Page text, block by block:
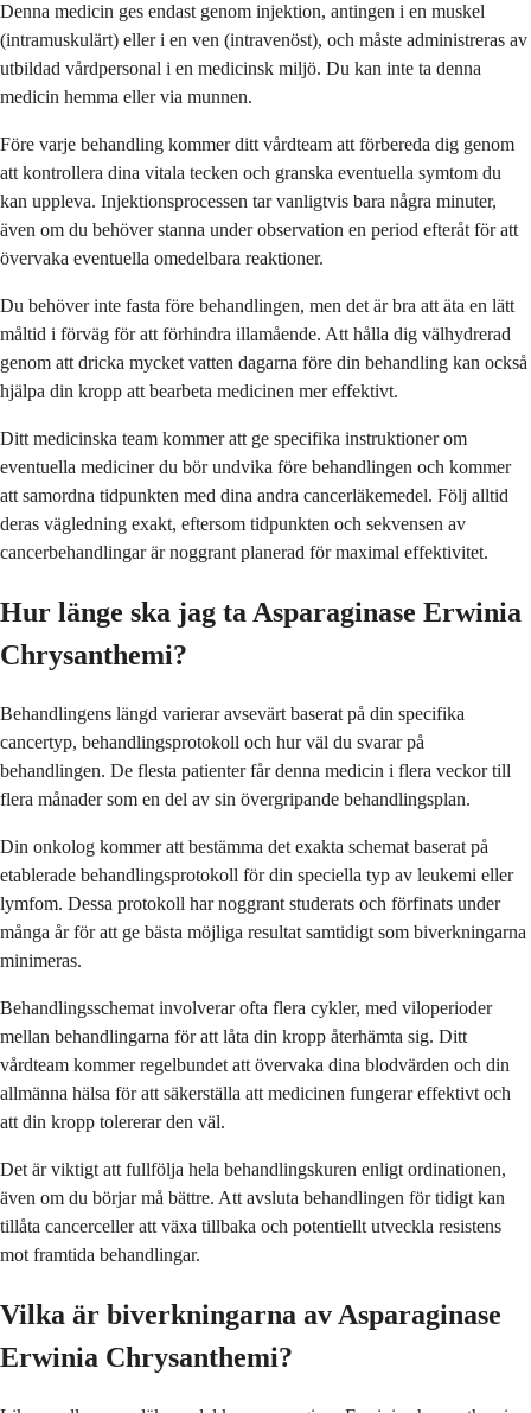
Denna medicin ges endast genom injektion, antingen i en muskel
(intramuskulärt) eller i en ven (intravenöst), och måste administreras av
utbildad vårdpersonal i en medicinsk miljö. Du kan inte ta denna
medicin hemma eller via munnen.
Före varje behandling kommer ditt vårdteam att förbereda dig genom
att kontrollera dina vitala tecken och granska eventuella symtom du
kan uppleva. Injektionsprocessen tar vanligtvis bara några minuter,
även om du behöver stanna under observation en period efteråt för att
övervaka eventuella omedelbara reaktioner.
Du behöver inte fasta före behandlingen, men det är bra att äta en lätt
måltid i förväg för att förhindra illamående. Att hålla dig välhydrerad
genom att dricka mycket vatten dagarna före din behandling kan också
hjälpa din kropp att bearbeta medicinen mer effektivt.
Ditt medicinska team kommer att ge specifika instruktioner om
eventuella mediciner du bör undvika före behandlingen och kommer
att samordna tidpunkten med dina andra cancerläkemedel. Följ alltid
deras vägledning exakt, eftersom tidpunkten och sekvensen av
cancerbehandlingar är noggrant planerad för maximal effektivitet.
Hur länge ska jag ta Asparaginase Erwinia
Chrysanthemi?
Behandlingens längd varierar avsevärt baserat på din specifika
cancertyp, behandlingsprotokoll och hur väl du svarar på
behandlingen. De flesta patienter får denna medicin i flera veckor till
flera månader som en del av sin övergripande behandlingsplan.
Din onkolog kommer att bestämma det exakta schemat baserat på
etablerade behandlingsprotokoll för din speciella typ av leukemi eller
lymfom. Dessa protokoll har noggrant studerats och förfinats under
många år för att ge bästa möjliga resultat samtidigt som biverkningarna
minimeras.
Behandlingsschemat involverar ofta flera cykler, med viloperioder
mellan behandlingarna för att låta din kropp återhämta sig. Ditt
vårdteam kommer regelbundet att övervaka dina blodvärden och din
allmänna hälsa för att säkerställa att medicinen fungerar effektivt och
att din kropp tolererar den väl.
Det är viktigt att fullfölja hela behandlingskuren enligt ordinationen,
även om du börjar må bättre. Att avsluta behandlingen för tidigt kan
tillåta cancerceller att växa tillbaka och potentiellt utveckla resistens
mot framtida behandlingar.
Vilka är biverkningarna av Asparaginase
Erwinia Chrysanthemi?